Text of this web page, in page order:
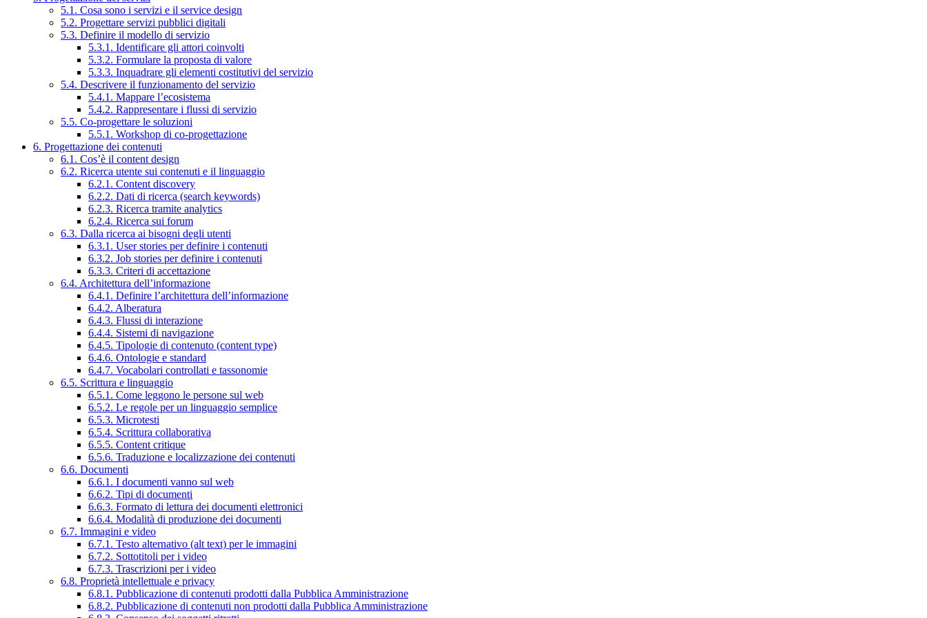
5.1. Cosa sono i servizi e il service design
5.2. Progettare servizi pubblici digitali
5.3. Definire il modello di servizio
5.3.1. Identificare gli attori coinvolti
5.3.2. Formulare la proposta di valore
5.3.3. Inquadrare gli elementi costitutivi del servizio
5.4. Descrivere il funzionamento del servizio
5.4.1. Mappare l’ecosistema
5.4.2. Rappresentare i flussi di servizio
5.5. Co-progettare le soluzioni
5.5.1. Workshop di co-progettazione
6. Progettazione dei contenuti
6.1. Cos’è il content design
6.2. Ricerca utente sui contenuti e il linguaggio
6.2.1. Content discovery
6.2.2. Dati di ricerca (search keywords)
6.2.3. Ricerca tramite analytics
6.2.4. Ricerca sui forum
6.3. Dalla ricerca ai bisogni degli utenti
6.3.1. User stories per definire i contenuti
6.3.2. Job stories per definire i contenuti
6.3.3. Criteri di accettazione
6.4. Architettura dell’informazione
6.4.1. Definire l’architettura dell’informazione
6.4.2. Alberatura
6.4.3. Flussi di interazione
6.4.4. Sistemi di navigazione
6.4.5. Tipologie di contenuto (content type)
6.4.6. Ontologie e standard
6.4.7. Vocabolari controllati e tassonomie
6.5. Scrittura e linguaggio
6.5.1. Come leggono le persone sul web
6.5.2. Le regole per un linguaggio semplice
6.5.3. Microtesti
6.5.4. Scrittura collaborativa
6.5.5. Content critique
6.5.6. Traduzione e localizzazione dei contenuti
6.6. Documenti
6.6.1. I documenti vanno sul web
6.6.2. Tipi di documenti
6.6.3. Formato di lettura dei documenti elettronici
6.6.4. Modalità di produzione dei documenti
6.7. Immagini e video
6.7.1. Testo alternativo (alt text) per le immagini
6.7.2. Sottotitoli per i video
6.7.3. Trascrizioni per i video
6.8. Proprietà intellettuale e privacy
6.8.1. Pubblicazione di contenuti prodotti dalla Pubblica Amministrazione
6.8.2. Pubblicazione di contenuti non prodotti dalla Pubblica Amministrazione